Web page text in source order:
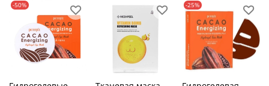
-50% -25%